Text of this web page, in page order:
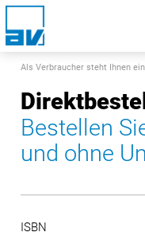
Als Verbraucher steht Ihnen
Bestellen
und ohne
ISBN